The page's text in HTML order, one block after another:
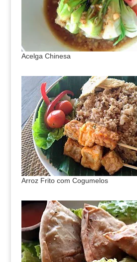
Acelga Chinesa
Arroz Frito com Cogumelos